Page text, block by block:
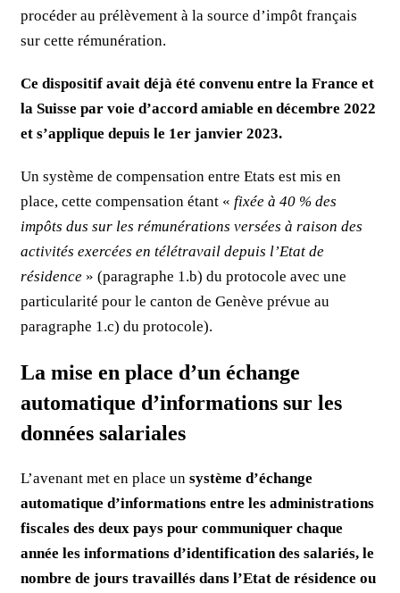
procéder au prélèvement à la source d’impôt français
sur cette rémunération.
Ce dispositif avait déjà été convenu entre la France et
la Suisse par voie d’accord amiable en décembre 2022
et s’applique depuis le 1er janvier 2023.
Un système de compensation entre Etats est mis en
place, cette compensation étant « fixée à 40 % des
impôts dus sur les rémunérations versées à raison des
activités exercées en télétravail depuis l’Etat de
résidence » (paragraphe 1.b) du protocole avec une
particularité pour le canton de Genève prévue au
paragraphe 1.c) du protocole).
La mise en place d’un échange
automatique d’informations sur les
données salariales
L’avenant met en place un système d’échange
automatique d’informations entre les administrations
fiscales des deux pays pour communiquer chaque
année les informations d’identification des salariés, le
nombre de jours travaillés dans l’Etat de résidence ou